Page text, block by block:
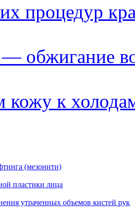
процедур
обжигание
кожу к
(мезонити)
пластики лица
утраченных объемов кистей рук